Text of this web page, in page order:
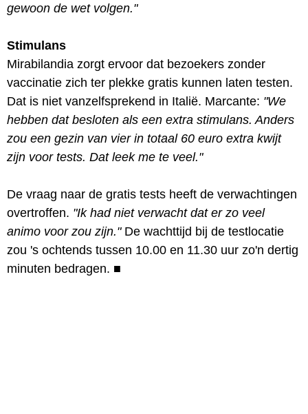
gewoon de wet volgen."
Stimulans
Mirabilandia zorgt ervoor dat bezoekers zonder
vaccinatie zich ter plekke gratis kunnen laten testen.
Dat is niet vanzelfsprekend in Italië. Marcante: "We
hebben dat besloten als een extra stimulans. Anders
zou een gezin van vier in totaal 60 euro extra kwijt
zijn voor tests. Dat leek me te veel."
De vraag naar de gratis tests heeft de verwachtingen
overtroffen. "Ik had niet verwacht dat er zo veel
animo voor zou zijn."De wachttijd bij de testlocatie
zou 's ochtends tussen 10.00 en 11.30 uur zo'n dertig
minuten bedragen. ■